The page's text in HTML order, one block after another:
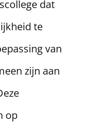
dat
te
van
zijn aan
op